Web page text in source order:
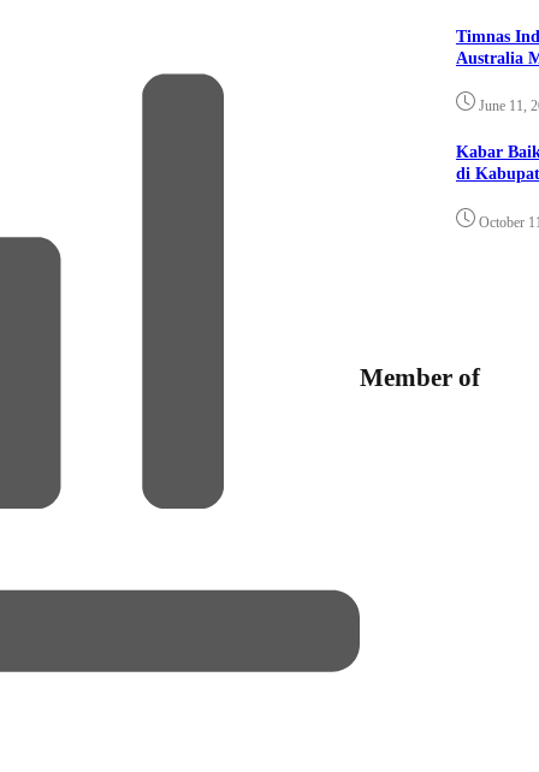
Timnas
Australia
June 11,
Kabar
di
October
Member of